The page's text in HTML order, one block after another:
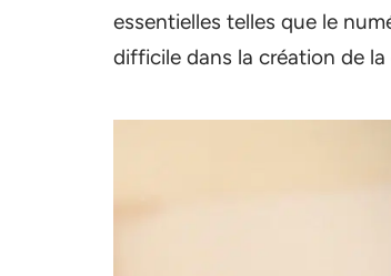
essentielles telles que le
difficile dans la création de